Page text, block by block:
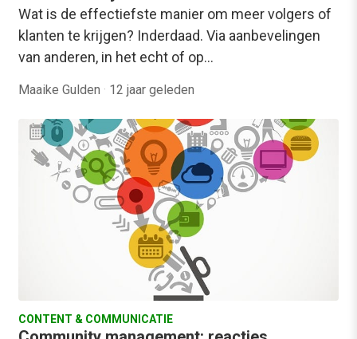
Wat is de effectiefste manier om meer volgers of
klanten te krijgen? Inderdaad. Via aanbevelingen
van anderen, in het echt of op…
Maaike Gulden · 12 jaar geleden
CONTENT & COMMUNICATIE